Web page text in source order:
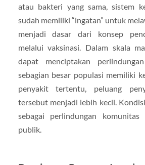
atau bakteri yang sama, sistem
sudah memiliki “ingatan” untuk
menjadi dasar dari konsep
melalui vaksinasi. Dalam skala
dapat menciptakan
sebagian besar populasi memiliki
penyakit tertentu, peluang
tersebut menjadi lebih kecil.
sebagai perlindungan komunitas
publik.